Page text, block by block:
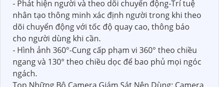
- Phát hiện người và theo dõi chuyển động-Trí tuệ
nhân tạo thông minh xác định người trong khi theo
dõi chuyển động với tốc độ quay cao, thông báo
cho người dùng khi cần.
- Hình ảnh 360°-Cung cấp phạm vi 360° theo chiều
ngang và 130° theo chiều dọc để bao phủ mọi ngóc
ngách.